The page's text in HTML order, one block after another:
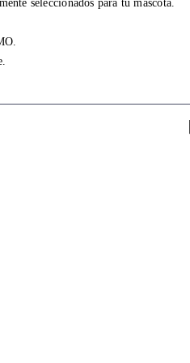
seleccionados para tu mascota.